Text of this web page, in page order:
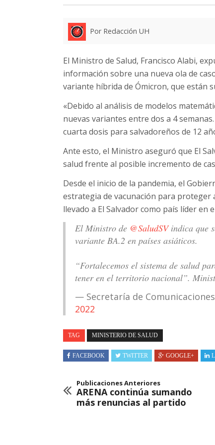
Por Redacción UH
El Ministro de Salud, Francisco Alabi,
información sobre una nueva ola de
variante híbrida de Ómicron, que están
«Debido al análisis de modelos
nuevas variantes entre dos a 4
cuarta dosis para salvadoreños de 12
Ante esto, el Ministro aseguró que El
salud frente al posible incremento de
Desde el inicio de la pandemia, el
estrategia de vacunación para proteger
llevado a El Salvador como país líder en
El Ministro de @SaludSVindica que
variante BA.2 en países asiáticos.
“Fortalecemos el sistema de salud
tener en el territorio nacional”.
— Secretaría de Comunicaciones
2022
TAG MINISTERIO DE SALUD
FACEBOOK TWITTER GOOGLE+
Publicaciones Anteriores
ARENA continúa sumando
más renuncias al partido